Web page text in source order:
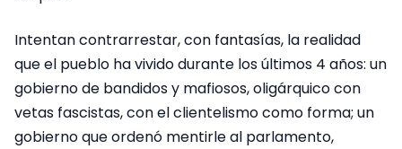
Intentan contrarrestar, con fantasías, la realidad
que el pueblo ha vivido durante los últimos 4 años: un
gobierno de bandidos y mafiosos, oligárquico con
vetas fascistas, con el clientelismo como forma; un
gobierno que ordenó mentirle al parlamento,